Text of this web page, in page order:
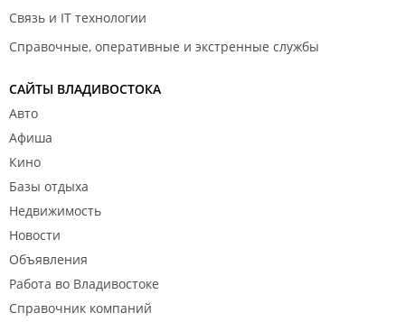
Связь и IT технологии
Справочные, оперативные и экстренные службы
САЙТЫ ВЛАДИВОСТОКА
Авто
Афиша
Кино
Базы отдыха
Недвижимость
Новости
Объявления
Работа во Владивостоке
Справочник компаний